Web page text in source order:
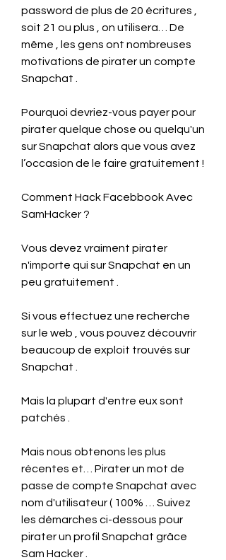
password de plus de 20 écritures ,
soit 21 ou plus , on utilisera… De
même , les gens ont nombreuses
motivations de pirater un compte
Snapchat .
Pourquoi devriez-vous payer pour
pirater quelque chose ou quelqu'un
sur Snapchat alors que vous avez
l’occasion de le faire gratuitement !
Comment Hack Facebbook Avec
SamHacker ?
Vous devez vraiment pirater
n'importe qui sur Snapchat en un
peu gratuitement .
Si vous effectuez une recherche
sur le web , vous pouvez découvrir
beaucoup de exploit trouvés sur
Snapchat .
Mais la plupart d'entre eux sont
patchés .
Mais nous obtenons les plus
récentes et… Pirater un mot de
passe de compte Snapchat avec
nom d'utilisateur ( 100% … Suivez
les démarches ci-dessous pour
pirater un profil Snapchat grâce
Sam Hacker .